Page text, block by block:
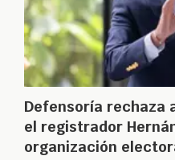
Defensoría rechaza
el registrador
organización